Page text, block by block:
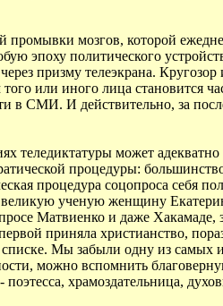
промывки мозгов, которой
эпоху политического
призму телеэкрана. Кругозор
или иного лица становится
в СМИ. И действительно, за
теледиктатуры может
процедуры:
процедура соцопроса себя
ученую женщину
Матвиенко и даже Хакамаде,
приняла христианство,
Мы забыли одну из самых
можно вспомнить
храмоздательница,